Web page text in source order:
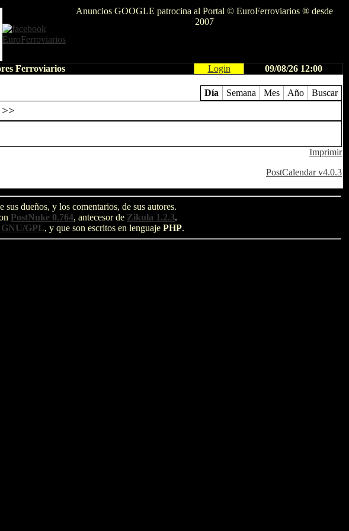
Anuncios GOOGLE patrocina al Portal © EuroFerroviarios ® desde
2007
Ferroviarios Login 09/08/26 12:00
Día Semana Mes Año Buscar
>>
Imprimir
PostCalendar v4.0.3
dueños, y los comentarios, de sus autores.
PostNuke 0.764, antecesor de Zikula 1.2.3.
GNU/GPL, y que son escritos en lenguaje PHP.